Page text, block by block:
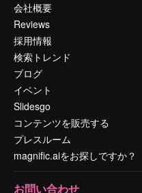
会社概要
Reviews
採用情報
検索トレンド
ブログ
イベント
Slidesgo
コンテンツを販売する
プレスルーム
magnific.aiをお探しですか？
お問い合わせ